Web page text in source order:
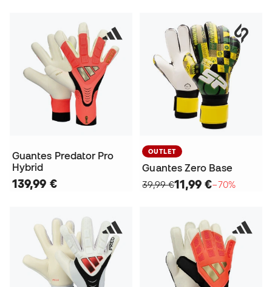
Guantes Predator Pro
Hybrid
139,99 €
OUTLET
Guantes Zero Base
39,99 €11,99 €−70%